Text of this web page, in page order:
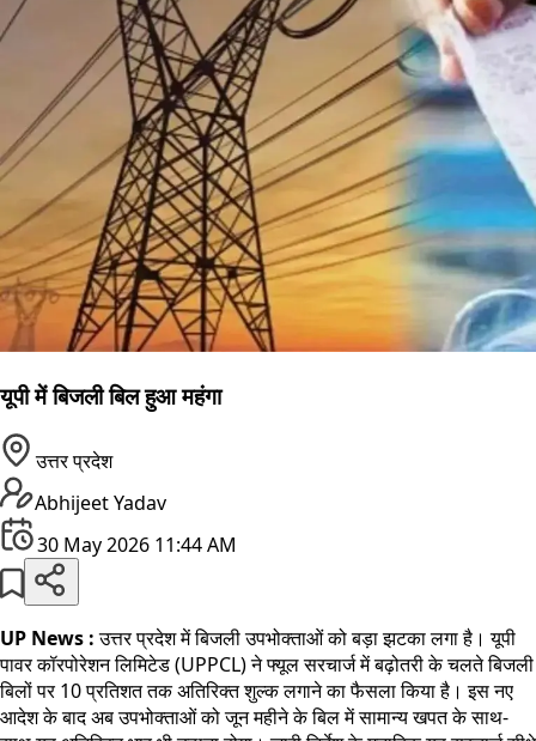
यूपी में बिजली बिल हुआ महंगा
उत्तर प्रदेश
Abhijeet Yadav
30 May 2026 11:44 AM
UP News :उत्तर प्रदेश में बिजली उपभोक्ताओं को बड़ा झटका लगा है। यूपी
पावर कॉरपोरेशन लिमिटेड (UPPCL) ने फ्यूल सरचार्ज में बढ़ोतरी के चलते बिजली
बिलों पर 10 प्रतिशत तक अतिरिक्त शुल्क लगाने का फैसला किया है। इस नए
आदेश के बाद अब उपभोक्ताओं को जून महीने के बिल में सामान्य खपत के साथ-